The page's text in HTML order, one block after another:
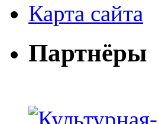
Карта сайта
Партнёры